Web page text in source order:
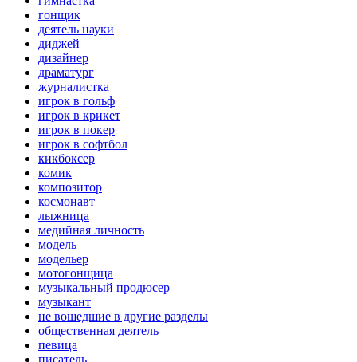
гонщик
деятель науки
диджей
дизайнер
драматург
журналистка
игрок в гольф
игрок в крикет
игрок в покер
игрок в софтбол
кикбоксер
комик
композитор
космонавт
лыжница
медийная личность
модель
модельер
мотогонщица
музыкальный продюсер
музыкант
не вошедшие в другие разделы
общественная деятель
певица
писатель